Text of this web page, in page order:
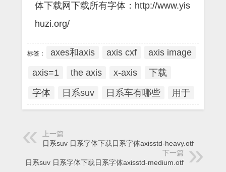
体下载网下载所有字体：http://www.yis
huzi.org/
标签： axes和axis axis cxf
axis image
axis=1
the axis x-axis
下载
字体
日系suv 日系车有哪些 用于
上一篇
日系suv 日系字体下载日系字体axisstd-heavy.otf
下一篇
日系suv 日系字体下载日系字体axisstd-medium.otf